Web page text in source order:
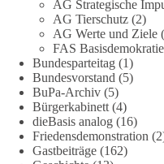
🟩🟩🟦🟦🟥🟥🟧🟧
Wieder ein Beispiel dafür,
Medien fordern sollten: 👉
#dieBasis #Energie
#Technologieoffen #Resilienz
AG Strategische
AG Tierschutz (2)
AG Werte und Ziele
FAS
Bundesparteitag (1)
Bundesvorstand (5)
BuPa-Archiv (5)
Bürgerkabinett (4)
dieBasis analog (16)
Friedensdemonstration
Gastbeiträge (162)